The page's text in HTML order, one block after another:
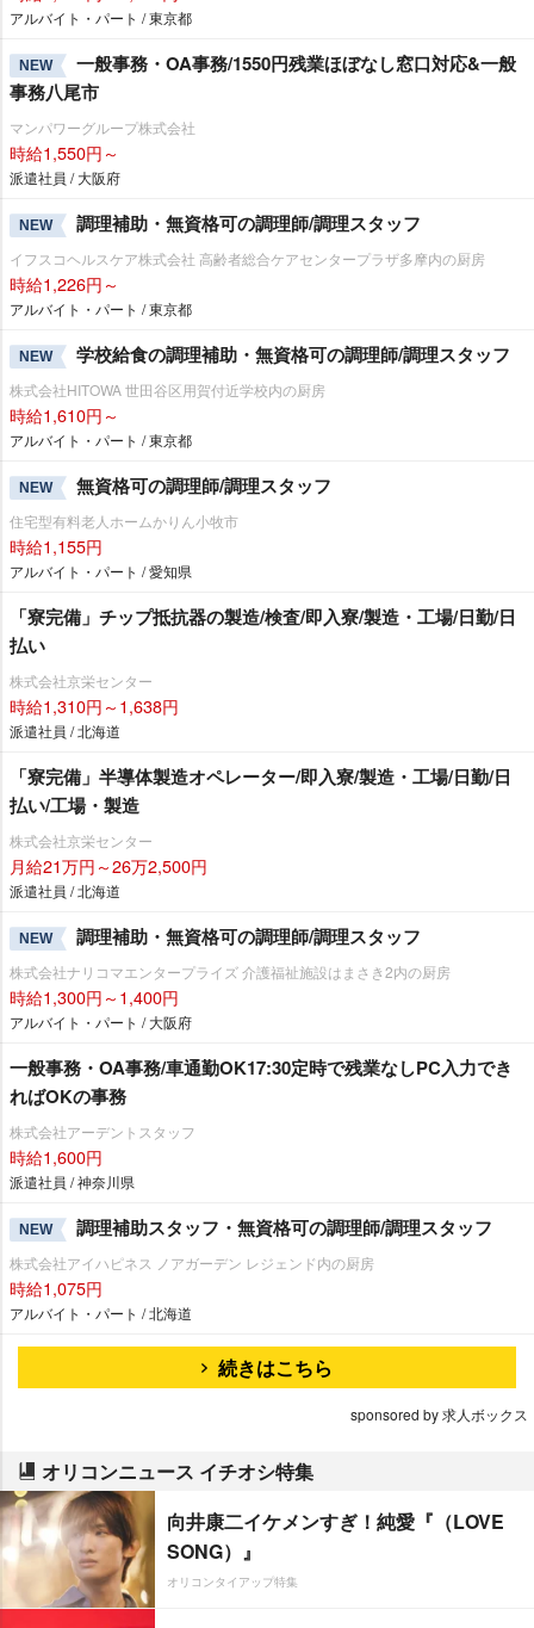
アルバイト・パート / 東京都
NEW
一般事務・OA事務/1550円残業ほぼなし窓口対応&一般
事務八尾市
マンパワーグループ株式会社
時給1,550円～
派遣社員 / 大阪府
NEW 調理補助・無資格可の調理師/調理スタッフ
イフスコヘルスケア株式会社 高齢者総合ケアセンタープラザ多摩内の厨房
時給1,226円～
アルバイト・パート / 東京都
NEW 学校給食の調理補助・無資格可の調理師/調理スタッフ
株式会社HITOWA 世田谷区用賀付近学校内の厨房
時給1,610円～
アルバイト・パート / 東京都
NEW 無資格可の調理師/調理スタッフ
住宅型有料老人ホームかりん小牧市
時給1,155円
アルバイト・パート / 愛知県
「寮完備」チップ抵抗器の製造/検査/即入寮/製造・工場/日勤/日
払い
株式会社京栄センター
時給1,310円～1,638円
派遣社員 / 北海道
「寮完備」半導体製造オペレーター/即入寮/製造・工場/日勤/日
払い/工場・製造
株式会社京栄センター
月給21万円～26万2,500円
派遣社員 / 北海道
NEW 調理補助・無資格可の調理師/調理スタッフ
株式会社ナリコマエンタープライズ 介護福祉施設はまさき2内の厨房
時給1,300円～1,400円
アルバイト・パート / 大阪府
一般事務・OA事務/車通勤OK17:30定時で残業なしPC入力でき
ればOKの事務
株式会社アーデントスタッフ
時給1,600円
派遣社員 / 神奈川県
NEW 調理補助スタッフ・無資格可の調理師/調理スタッフ
株式会社アイハピネス ノアガーデン レジェンド内の厨房
時給1,075円
アルバイト・パート / 北海道
続きはこちら
sponsored by 求人ボックス
オリコンニュース イチオシ特集
向井康二イケメンすぎ！純愛『（LOVE
SONG）』
オリコンタイアップ特集